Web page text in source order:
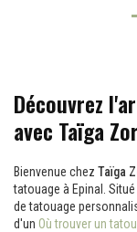
Découvrez
avec Taïga
Bienvenue chez Taïga
tatouage à Epinal.
de tatouage
d'un Où trouver un